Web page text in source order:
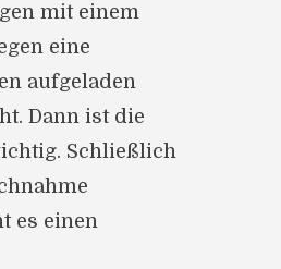
mit einem
eine
aufgeladen
Dann ist die
Schließlich
es einen